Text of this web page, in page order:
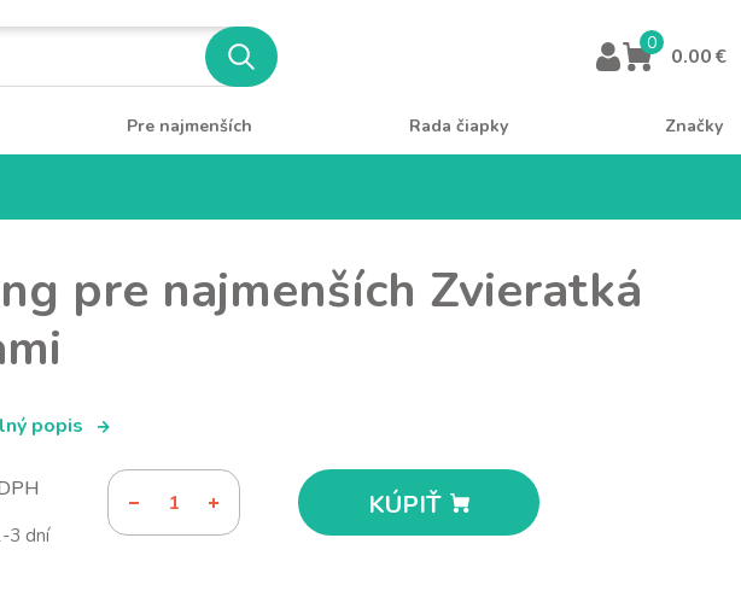
0
0.00 €
Pre najmenších Rada čiapky Značky
pre najmenších Zvieratká
popis
3 dní
KÚPIŤ